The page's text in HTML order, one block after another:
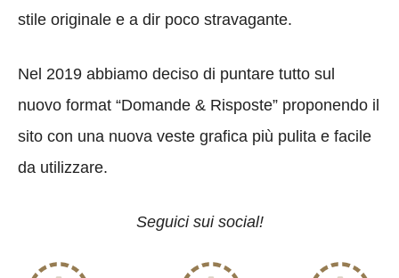
stile originale e a dir poco stravagante.
Nel 2019 abbiamo deciso di puntare tutto sul
nuovo format “Domande & Risposte” proponendo il
sito con una nuova veste grafica più pulita e facile
da utilizzare.
Seguici sui social!